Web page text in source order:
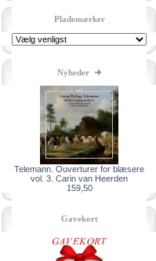
Plademærker
Nyheder
Telemann. Ouverturer for blæsere
vol. 3. Carin van Heerden
159,50
Gavekort